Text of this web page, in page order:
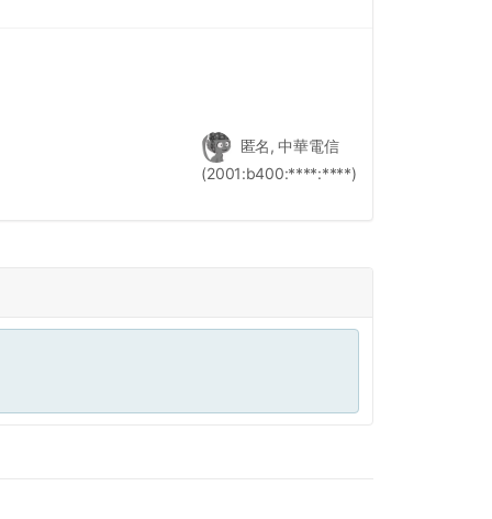
匿名, 中華電信
(2001:b400:****:****)